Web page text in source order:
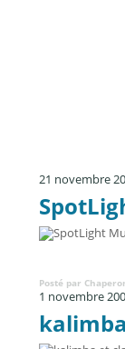
21 novembre
Posté par
1 novembre